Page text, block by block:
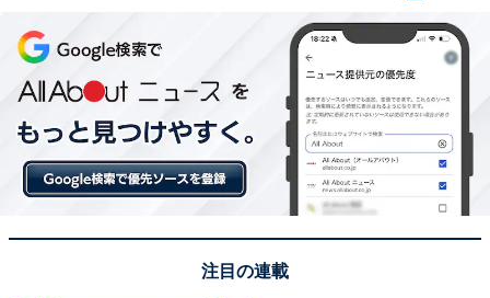
るときに利用できるかもしれません。
注目の連載